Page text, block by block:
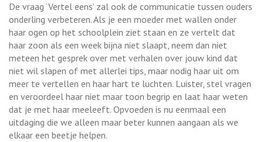
De vraag ‘Vertel eens’ zal ook de communicatie tussen ouders
onderling verbeteren. Als je een moeder met wallen onder
haar ogen op het schoolplein ziet staan en ze vertelt dat
haar zoon als een week bijna niet slaapt, neem dan niet
meteen het gesprek over met verhalen over jouw kind dat
niet wil slapen of met allerlei tips, maar nodig haar uit om
meer te vertellen en haar hart te luchten. Luister, stel vragen
en veroordeel haar niet maar toon begrip en laat haar weten
dat je met haar meeleeft. Opvoeden is nu eenmaal een
uitdaging die we alleen maar beter kunnen aangaan als we
elkaar een beetje helpen.